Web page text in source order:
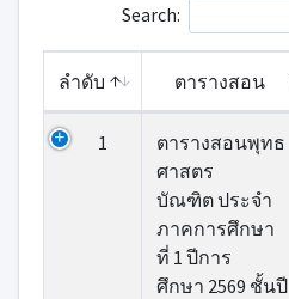
Search:
ลำดับ ตารางสอน
1
ตารางสอนพุทธ
ศาสตร
บัณฑิต ประจำ
ภาคการศึกษา
ที่ 1 ปีการ
ศึกษา 2569 ชั้นปี